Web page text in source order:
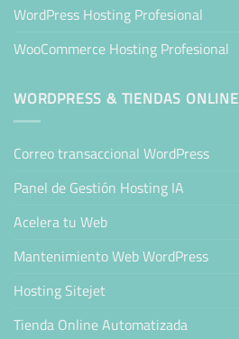
WordPress Hosting Profesional
WooCommerce Hosting Profesional
WORDPRESS & TIENDAS ONLINE
Correo transaccional WordPress
Panel de Gestión Hosting IA
Acelera tu Web
Mantenimiento Web WordPress
Hosting Sitejet
Tienda Online Automatizada